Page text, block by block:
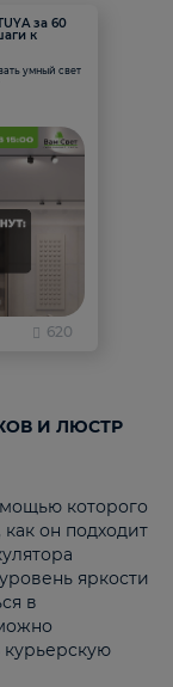
за 60
к
умный свет
620
И ЛЮСТР
которого
он подходит
яркости
в